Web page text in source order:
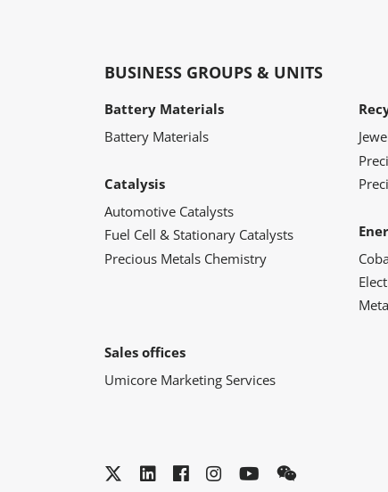
BUSINESS GROUPS & UNITS
Battery Materials
Battery Materials
Catalysis
Automotive Catalysts
Fuel Cell & Stationary Catalysts
Precious Metals Chemistry
Sales offices
Umicore Marketing Services
Twitter
LinkedInFacebook
Instagram
YouTubeWeChat